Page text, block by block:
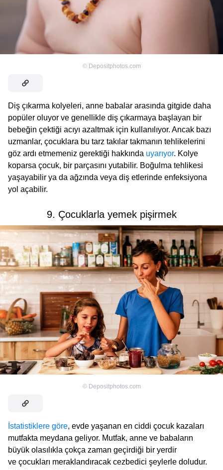
© Depositphotos.com
Diş çıkarma kolyeleri, anne babalar arasında gitgide daha
popüler oluyor ve genellikle diş çıkarmaya başlayan bir
bebeğin çektiği acıyı azaltmak için kullanılıyor. Ancak bazı
uzmanlar, çocuklara bu tarz takılar takmanın tehlikelerini
göz ardı etmemeniz gerektiği hakkında uyarıyor. Kolye
koparsa çocuk, bir parçasını yutabilir. Boğulma tehlikesi
yaşayabilir ya da ağzında veya diş etlerinde enfeksiyona
yol açabilir.
9. Çocuklarla yemek pişirmek
© Depositphotos.com
İstatistiklere göre, evde yaşanan en ciddi çocuk kazaları
mutfakta meydana geliyor. Mutfak, anne ve babaların
büyük olasılıkla çokça zaman geçirdiği bir yerdir
ve çocukları meraklandıracak cezbedici şeylerle doludur.